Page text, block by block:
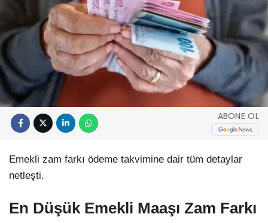
ABONE OL
Emekli zam farkı ödeme takvimine dair tüm detaylar
netleşti.
En Düşük Emekli Maaşı Zam Farkı